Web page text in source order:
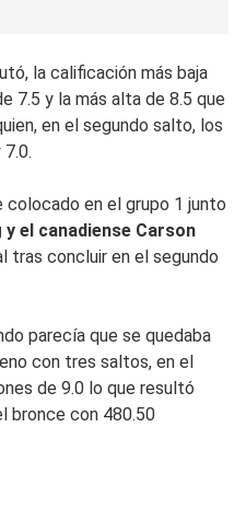
la calificación más baja
7.5 y la más alta de 8.5 que
en el segundo salto, los
colocado en el grupo 1 junto
y el canadiense Carson
tras concluir en el segundo
parecía que se quedaba
con tres saltos, en el
de 9.0 lo que resultó
bronce con 480.50